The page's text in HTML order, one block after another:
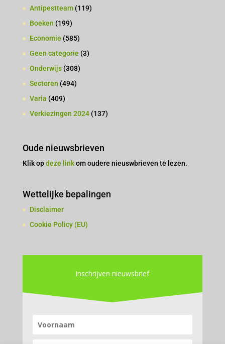
Antipestteam(119)
Boeken (199)
Economie (585)
Geen categorie (3)
Onderwijs(308)
Sectoren (494)
Varia (409)
Verkiezingen 2024(137)
Oude nieuwsbrieven
Klik opdeze linkom oudere nieuswbrieven te lezen.
Wettelijke bepalingen
Disclaimer
Cookie Policy (EU)
Inschrijven nieuwsbrief